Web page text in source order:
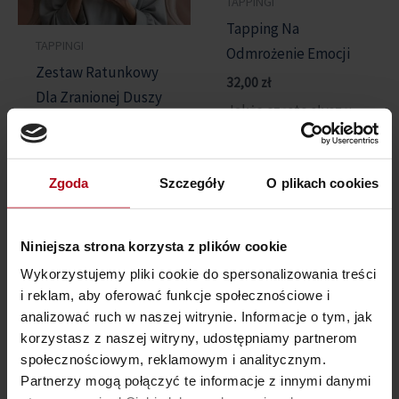
Zgoda Szczegóły O plikach cookies
Niniejsza strona korzysta z plików cookie
Wykorzystujemy pliki cookie do spersonalizowania treści
i reklam, aby oferować funkcje społecznościowe i
analizować ruch w naszej witrynie. Informacje o tym, jak
korzystasz z naszej witryny, udostępniamy partnerom
społecznościowym, reklamowym i analitycznym.
Partnerzy mogą połączyć te informacje z innymi danymi
TAPPINGI
Zestaw Ratunkowy
Dla Zranionej Duszy
559,00
czekać, będzie
gorzej.Cisza w
wyciągnął Ci
wtyczkę… a Ty
udajesz, że wszystko
gra?
Nie wiesz, co Ci jest –
ale czujesz, że boli?
Tapping Na
Odmrożenie Emocji
32,00 zł
Jakże często słyszę:
„Ja nic nie czuję! Nic
nie widzę. To na mnie
nie działa”
To jest opis kogoś,
uczucia, bo były zbyt
trudne.
Podświadomość nas
chroni i kiedy coś jest
zbyt bolesne –